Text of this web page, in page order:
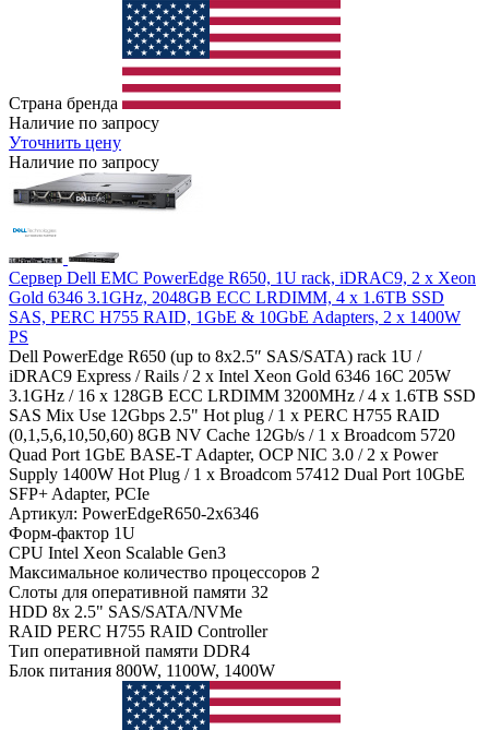
Страна бренда
Наличие по запросу
Уточнить цену
Наличие по запросу
Сервер Dell EMC PowerEdge R650, 1U rack, iDRAC9, 2 x Xeon
Gold 6346 3.1GHz, 2048GB ECC LRDIMM, 4 x 1.6TB SSD
SAS, PERC H755 RAID, 1GbE & 10GbE Adapters, 2 x 1400W
PS
Dell PowerEdge R650 (up to 8x2.5″ SAS/SATA) rack 1U /
iDRAC9 Express / Rails / 2 x Intel Xeon Gold 6346 16C 205W
3.1GHz / 16 x 128GB ECC LRDIMM 3200MHz / 4 x 1.6TB SSD
SAS Mix Use 12Gbps 2.5" Hot plug / 1 x PERC H755 RAID
(0,1,5,6,10,50,60) 8GB NV Cache 12Gb/s / 1 x Broadcom 5720
Quad Port 1GbE BASE-T Adapter, OCP NIC 3.0 / 2 x Power
Supply 1400W Hot Plug / 1 x Broadcom 57412 Dual Port 10GbE
SFP+ Adapter, PCIe
Артикул: PowerEdgeR650-2x6346
Форм-фактор 1U
CPU Intel Xeon Scalable Gen3
Максимальное количество процессоров 2
Слоты для оперативной памяти 32
HDD 8x 2.5" SAS/SATA/NVMe
RAID PERC H755 RAID Controller
Тип оперативной памяти DDR4
Блок питания 800W, 1100W, 1400W